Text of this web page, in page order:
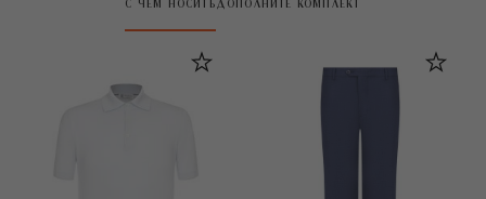
С ЧЕМ НОСИТЬ ДОПОЛНИТЕ КОМПЛЕКТ